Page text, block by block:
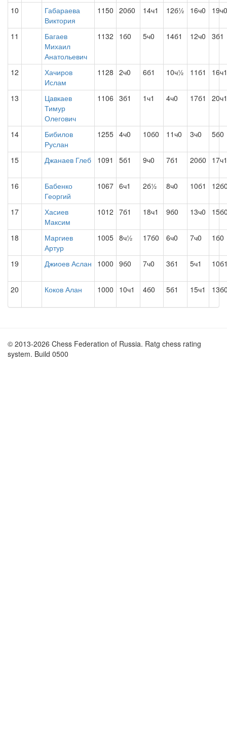
10
Габараева
Виктория
1150 20б0 14ч1 12б½ 16ч0 19ч0
11
Багаев
Михаил
Анатольевич
1132 1б0 5ч0 14б1 12ч0 3б1
12
Хачиров
Ислам
1128 2ч0 6б1 10ч½ 11б1 16ч1
13
Цавкаев
Тимур
Олегович
1106 3б1 1ч1 4ч0 17б1 20ч1
14
Бибилов
Руслан
1255 4ч0 10б0 11ч0 3ч0 5б0
15 Джанаев Глеб 1091 5б1 9ч0 7б1 20б0 17ч1
16
Бабенко
Георгий
1067 6ч1 2б½ 8ч0 10б1
17
Хасиев
Максим
1012 7б1 18ч1 9б0 13ч0
18
Маргиев
Артур
1005 8ч½ 17б0 6ч0 7ч0 1б0
19 Джиоев Аслан 1000 9б0 7ч0 3б1 5ч1
20 Коков Алан 1000 10ч1 4б0 5б1 15ч1
© 2013-2026 Chess Federation of Russia. Ratg chess rating
system. Build 0500